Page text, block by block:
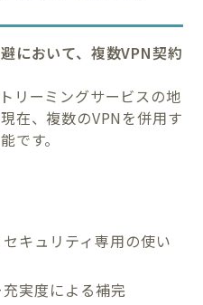
において、複数VPN契約
リーミングサービスの地
在、複数のVPNを併用す
です。
キュリティ専用の使い
実度による補完